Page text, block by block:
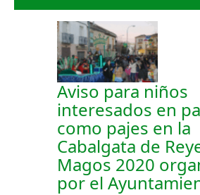
Aviso para niños
interesados en
como pajes en la
Cabalgata de
Magos 2020
por el